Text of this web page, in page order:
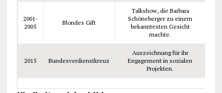
2001-
2005
Blondes Gift
Talkshow, die Barbara
Schöneberger zu einem
bekanntesten Gesicht
machte.
2015 Bundesverdienstkreuz
Auszeichnung für ihr
Engagement in sozialen
Projekten.